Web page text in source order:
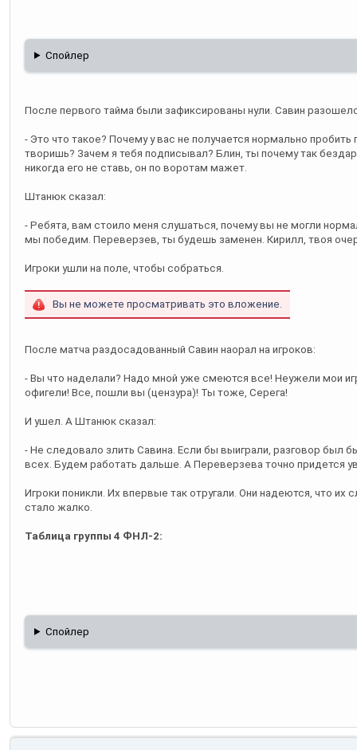
Спойлер
После первого тайма были зафиксированы нули. Савин
- Это что такое? Почему у вас не получается нормально
творишь? Зачем я тебя подписывал? Блин, ты почему так
никогда его не ставь, он по воротам мажет.
Штанюк сказал:
- Ребята, вам стоило меня слушаться, почему вы не могли
мы победим. Переверзев, ты будешь заменен. Кирилл, твоя
Игроки ушли на поле, чтобы собраться.
Вы не можете просматривать это вложение.
После матча раздосадованный Савин наорал на игроков:
- Вы что наделали? Надо мной уже смеются все! Неужели мои
офигели! Все, пошли вы (цензура)! Ты тоже, Серега!
И ушел. А Штанюк сказал:
- Не следовало злить Савина. Если бы выиграли, разговор был
всех. Будем работать дальше. А Переверзева точно придется
Игроки поникли. Их впервые так отругали. Они надеются, что их
стало жалко.
Таблица группы 4 ФНЛ-2:
Спойлер